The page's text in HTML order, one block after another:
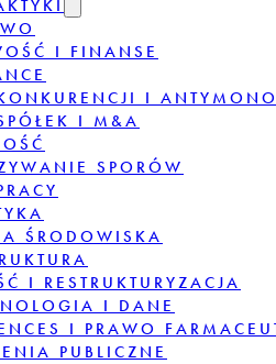
I FINANSE
I
I M&A
SPORÓW
ŚRODOWISKA
I RESTRUKTURYZACJA
I DANE
I PRAWO
PUBLICZNE